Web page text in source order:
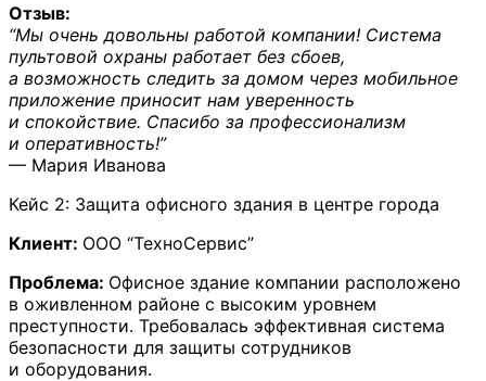
Отзыв:
“Мы очень довольны работой компании! Система
пультовой охраны работает без сбоев,
а возможность следить за домом через мобильное
приложение приносит нам уверенность
и спокойствие. Спасибо за профессионализм
и оперативность!”
— Мария Иванова
Кейс 2: Защита офисного здания в центре города
Клиент: ООО “ТехноСервис”
Проблема: Офисное здание компании расположено
в оживленном районе с высоким уровнем
преступности. Требовалась эффективная система
безопасности для защиты сотрудников
и оборудования.